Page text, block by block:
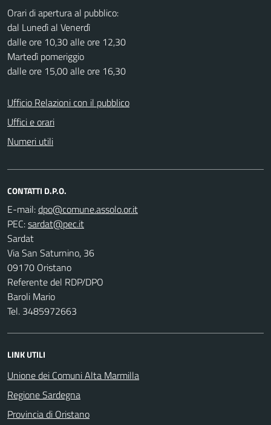
Orari di apertura al pubblico:
dal Lunedì al Venerdì
dalle ore 10,30 alle ore 12,30
Martedì pomeriggio
dalle ore 15,00 alle ore 16,30
Ufficio Relazioni con il pubblico
Uffici e orari
Numeri utili
CONTATTI D.P.O.
E-mail:
PEC:
Sardat
Via San Saturnino, 36
09170 Oristano
Referente del RDP/DPO
Baroli Mario
Tel. 3485972663
LINK UTILI
Unione dei Comuni Alta Marmilla
Regione Sardegna
Provincia di Oristano